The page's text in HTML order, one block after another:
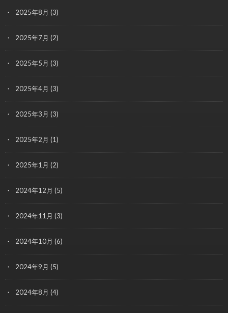
2025年8月 (3)
2025年7月 (2)
2025年5月 (3)
2025年4月 (3)
2025年3月 (3)
2025年2月 (1)
2025年1月 (2)
2024年12月 (5)
2024年11月 (3)
2024年10月 (6)
2024年9月 (5)
2024年8月 (4)